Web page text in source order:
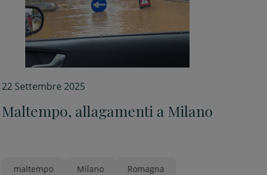
22 Settembre 2025
Maltempo, allagamenti a Milano
maltempo Milano Romagna